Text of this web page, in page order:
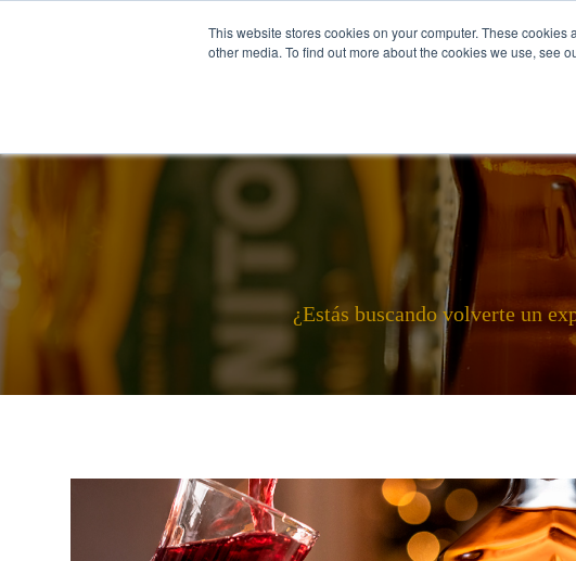
This website stores cookies on your computer. These
other media. To find out more about the cookies we use, see
Español SOBRE NOSOTROS
¿Estás buscando volverte un